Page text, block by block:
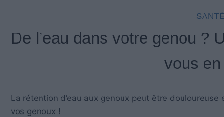
De l’eau dans votre genou ?
vous
La rétention d’eau aux genoux peut être
vos genoux !